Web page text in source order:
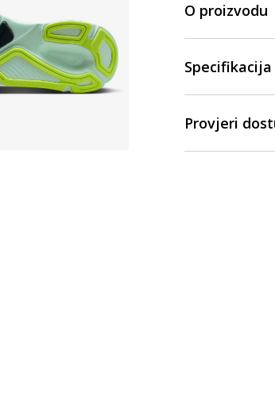
O proizvodu
Specifikacija
Provjeri